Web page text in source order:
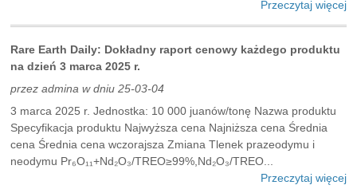
Przeczytaj więcej
Rare Earth Daily: Dokładny raport cenowy każdego produktu
na dzień 3 marca 2025 r.
przez admina w dniu 25-03-04
3 marca 2025 r. Jednostka: 10 000 juanów/tonę Nazwa produktu
Specyfikacja produktu Najwyższa cena Najniższa cena Średnia
cena Średnia cena wczorajsza Zmiana Tlenek prazeodymu i
neodymu Pr₆O₁₁+Nd₂O₃/TREO≥99%,Nd₂O₃/TREO...
Przeczytaj więcej